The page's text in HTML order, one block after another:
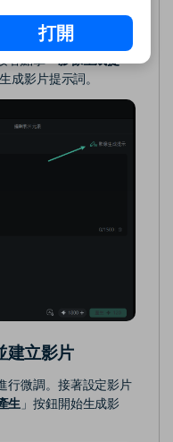
束影格轉影片
成影片提示詞。
建立影片
行微調。接著設定影片
生 」按鈕開始生成影
打開